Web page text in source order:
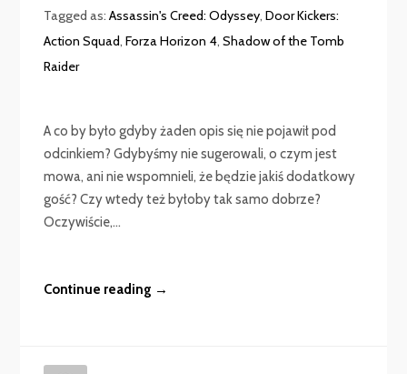
Tagged as:Assassin's Creed: Odyssey,Door Kickers:
Action Squad,Forza Horizon 4,Shadow of the Tomb
Raider
A co by było gdyby żaden opis się nie pojawił pod
odcinkiem? Gdybyśmy nie sugerowali, o czym jest
mowa, ani nie wspomnieli, że będzie jakiś dodatkowy
gość? Czy wtedy też byłoby tak samo dobrze?
Oczywiście,...
Continue reading →